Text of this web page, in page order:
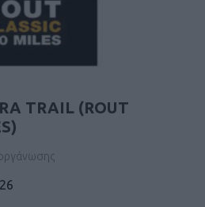
TRAIL (ROUT